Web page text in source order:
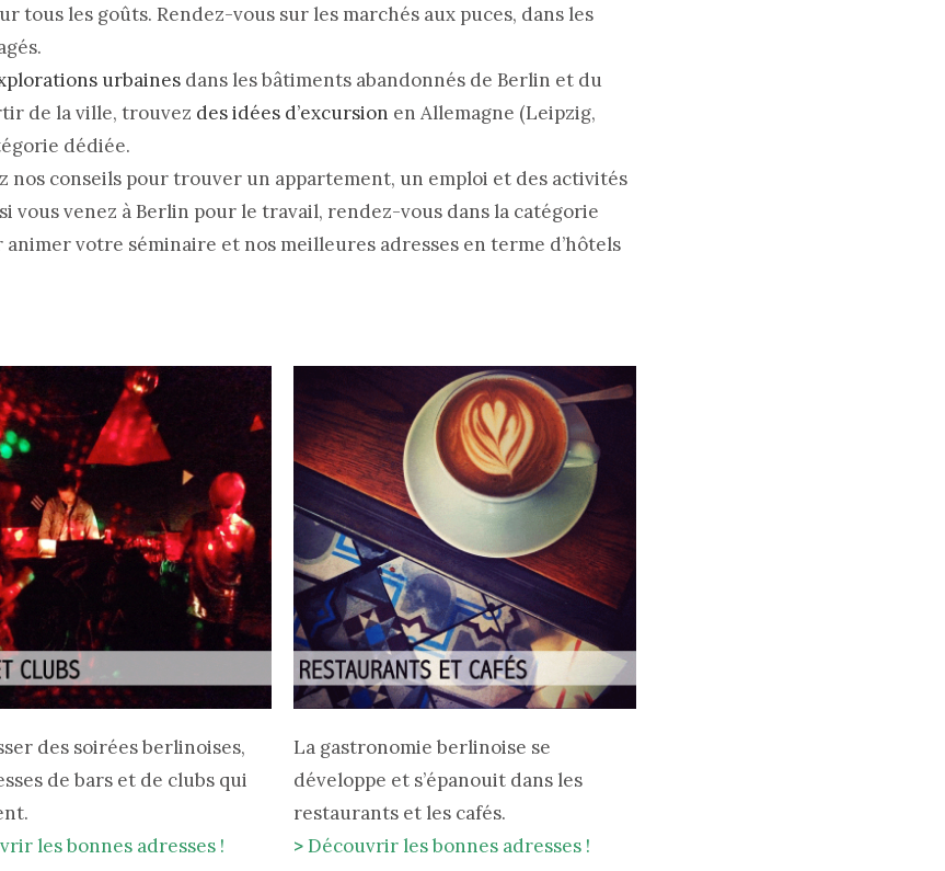
tous les goûts. Rendez-vous sur les marchés aux puces, dans les
urbaines dans les bâtiments abandonnés de Berlin et du
de la ville, trouvez des idées d’excursion en Allemagne (Leipzig,
dédiée.
nos conseils pour trouver un appartement, un emploi et des activités
vous venez à Berlin pour le travail, rendez-vous dans la catégorie
animer votre séminaire et nos meilleures adresses en terme d’hôtels
des soirées berlinoises,
de bars et de clubs qui
les bonnes adresses !
La gastronomie berlinoise se
développe et s’épanouit dans les
restaurants et les cafés.
>Découvrir les bonnes adresses !